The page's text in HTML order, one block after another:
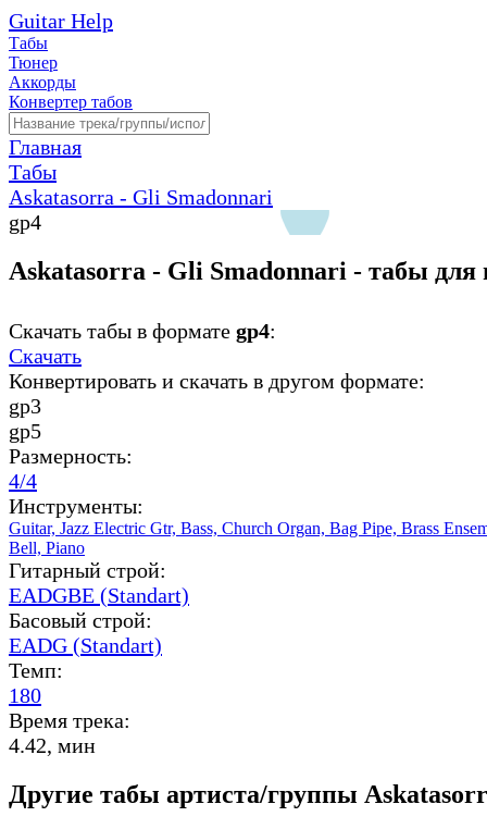
Guitar Help
Табы
Тюнер
Аккорды
Конвертер табов
Главная
Табы
Askatasorra - Gli Smadonnari
gp4
Askatasorra - Gli Smadonnari - табы для
Скачать табы в формате gp4:
Скачать
Конвертировать и скачать в другом формате:
gp3
gp5
Размерность:
4/4
Инструменты:
Guitar, Jazz Electric Gtr, Bass, Church Organ, Bag Pipe, Brass
Bell, Piano
Гитарный строй:
EADGBE (Standart)
Басовый строй:
EADG (Standart)
Темп:
180
Время трека:
4.42, мин
Другие табы артиста/группы